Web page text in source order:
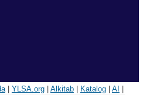
| YLSA.org| Alkitab| Katalog| AI